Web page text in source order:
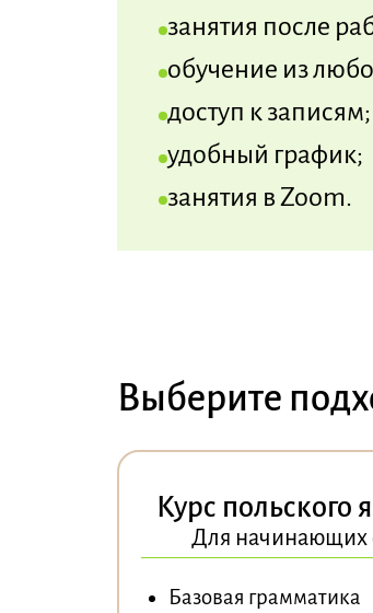
занятия после
обучение из
доступ к записям;
удобный график;
занятия в Zoom.
Выберите
Курс польского
Для начинающих
Базовая грамматика